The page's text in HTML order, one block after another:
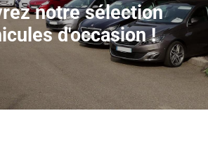
notre sélection
d'occasion !